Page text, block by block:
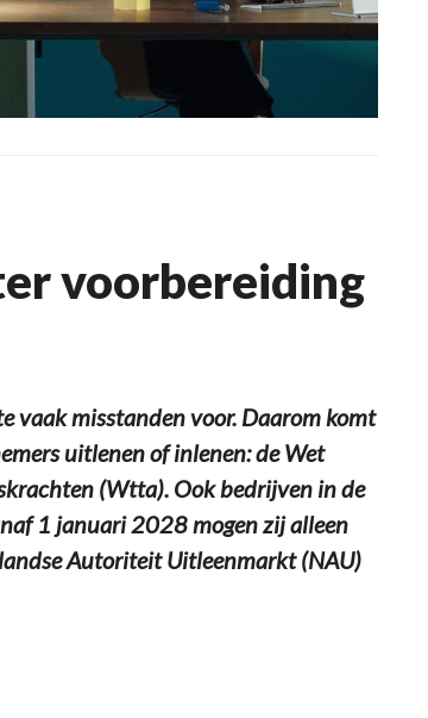
voorbereiding
vaak misstanden voor. Daarom komt
uitlenen of inlenen: de Wet
(Wtta). Ook bedrijven in de
1 januari 2028 mogen zij alleen
Autoriteit Uitleenmarkt (NAU)